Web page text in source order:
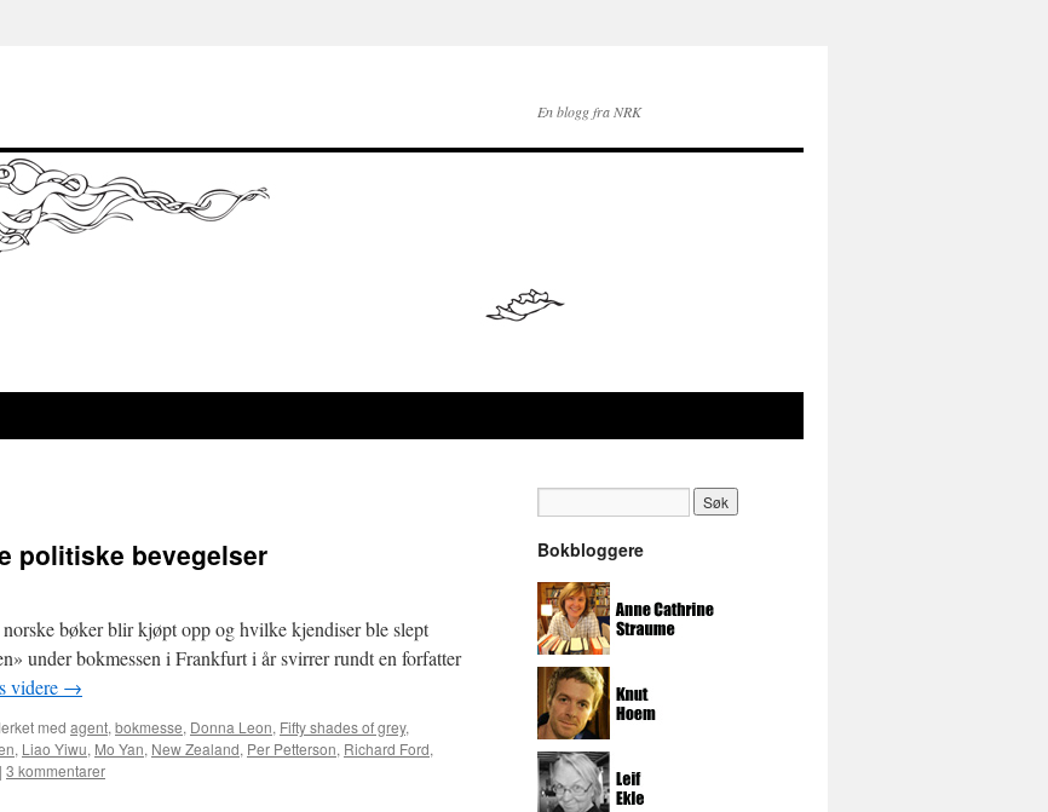
En blogg fra NRK
politiske bevegelser
bøker blir kjøpt opp og hvilke kjendiser ble slept
under bokmessen i Frankfurt i år svirrer rundt en forfatter
videre →
med agent, bokmesse, Donna Leon, Fifty shades of grey,
, Liao Yiwu, Mo Yan, New Zealand, Per Petterson, Richard Ford,
| 3 kommentarer
Bokbloggere